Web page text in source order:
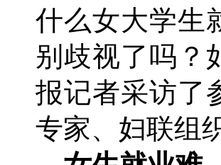
什么女大学生
别歧视了吗？
报记者采访了
专家、妇联组